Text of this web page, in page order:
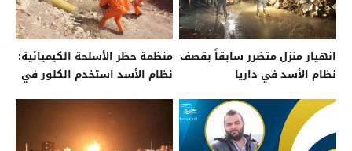
انهيار منزل متضرر سابقاً بقصف
نظام الأسد في داريا
منظمة حظر الأسلحة الكيميائية:
نظام الأسد استخدم الكلور في